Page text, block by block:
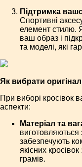
Підтримка
Спортивні
елемент стилю.
ваш образ і
та моделі, які
Як вибрати
При виборі кросівок
аспекти:
Матеріал та
виготовляються
забезпечують
якісних
грамів.